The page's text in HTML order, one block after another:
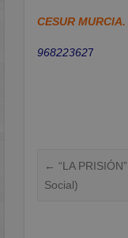
CESUR MURCIA.
968223627
← “LA
Social)